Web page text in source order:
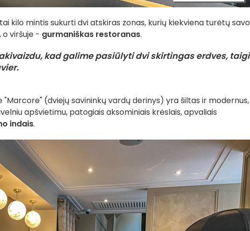
kilo mintis sukurti dvi atskiras zonas, kurių kiekviena turėtų savo
, o viršuje - gurmaniškas restoranas.
kad galime pasiūlyti dvi skirtingas erdves, taigi
(dviejų savininkų vardų derinys) yra šiltas ir modernus,
apšvietimu, patogiais aksominiais krėslais, apvaliais
indais.